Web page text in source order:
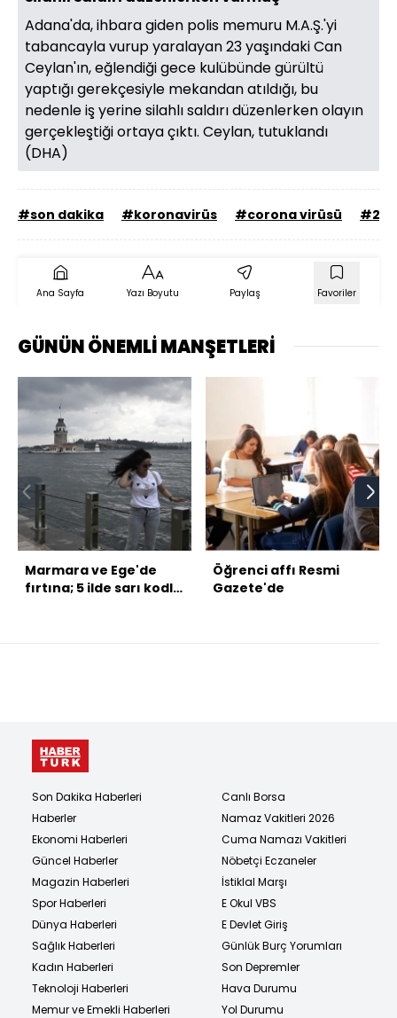
Adana'da, ihbara giden polis memuru M.A.Ş.'yi
tabancayla vurup yaralayan 23 yaşındaki Can
Ceylan'ın, eğlendiği gece kulübünde gürültü
yaptığı gerekçesiyle mekandan atıldığı, bu
nedenle iş yerine silahlı saldırı düzenlerken olayın
gerçekleştiği ortaya çıktı. Ceylan, tutuklandı
(DHA)
#son dakika #koronavirüs #corona virüsü #21
Ana Sayfa Yazı Boyutu Paylaş Favoriler
GÜNÜN ÖNEMLİ MANŞETLERİ
Marmara ve Ege'de
fırtına; 5 ilde sarı kodlu
Öğrenci affı Resmi
Gazete'de
Son Dakika Haberleri
Haberler
Ekonomi Haberleri
Güncel Haberler
Magazin Haberleri
Spor Haberleri
Dünya Haberleri
Sağlık Haberleri
Kadın Haberleri
Teknoloji Haberleri
Memur ve Emekli Haberleri
Canlı Borsa
Namaz Vakitleri 2026
Cuma Namazı Vakitleri
Nöbetçi Eczaneler
İstiklal Marşı
E Okul VBS
E Devlet Giriş
Günlük Burç Yorumları
Son Depremler
Hava Durumu
Yol Durumu